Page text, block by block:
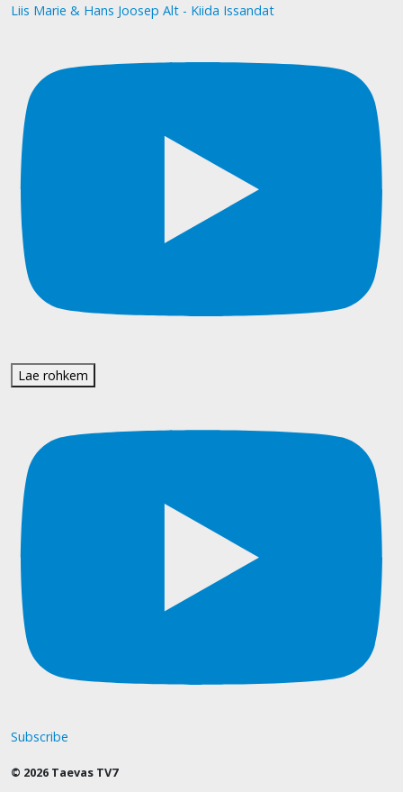
Liis Marie & Hans Joosep Alt - Kiida Issandat
Lae rohkem
Subscribe
© 2026 Taevas TV7